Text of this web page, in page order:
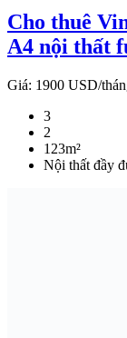
Cho thuê
A4 nội thất
Giá: 1900 USD/
3
2
123m²
Nội thất đầy